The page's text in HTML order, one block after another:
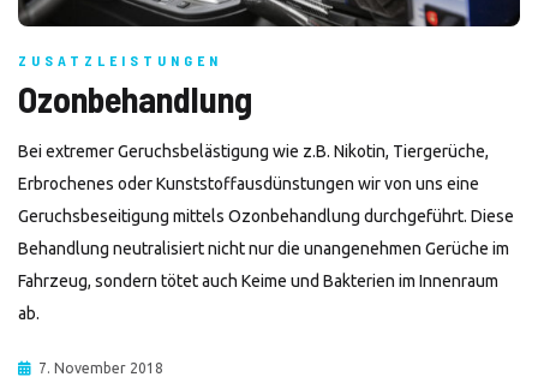
ZUSATZLEISTUNGEN
Ozonbehandlung
Bei extremer Geruchsbelästigung wie z.B. Nikotin, Tiergerüche,
Erbrochenes oder Kunststoffausdünstungen wir von uns eine
Geruchsbeseitigung mittels Ozonbehandlung durchgeführt. Diese
Behandlung neutralisiert nicht nur die unangenehmen Gerüche im
Fahrzeug, sondern tötet auch Keime und Bakterien im Innenraum
ab.
7. November 2018